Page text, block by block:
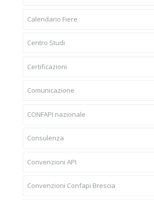
Calendario Fiere
Centro Studi
Certificazioni
Comunicazione
CONFAPI nazionale
Consulenza
Convenzioni API
Convenzioni Confapi Brescia